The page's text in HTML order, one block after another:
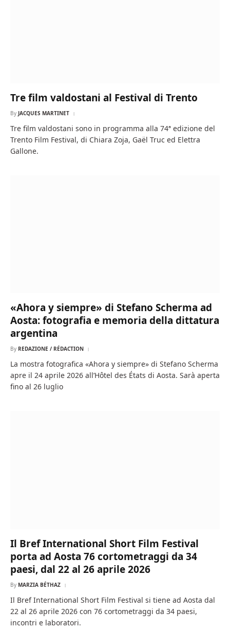
Tre film valdostani al Festival di Trento
By JACQUES MARTINET
Tre film valdostani sono in programma alla 74ª edizione del
Trento Film Festival, di Chiara Zoja, Gaël Truc ed Elettra
Gallone.
«Ahora y siempre» di Stefano Scherma ad
Aosta: fotografia e memoria della dittatura
argentina
By REDAZIONE / RÉDACTION
La mostra fotografica «Ahora y siempre» di Stefano Scherma
apre il 24 aprile 2026 all’Hôtel des États di Aosta. Sarà aperta
fino al 26 luglio
Il Bref International Short Film Festival
porta ad Aosta 76 cortometraggi da 34
paesi, dal 22 al 26 aprile 2026
By MARZIA BÉTHAZ
Il Bref International Short Film Festival si tiene ad Aosta dal
22 al 26 aprile 2026 con 76 cortometraggi da 34 paesi,
incontri e laboratori.